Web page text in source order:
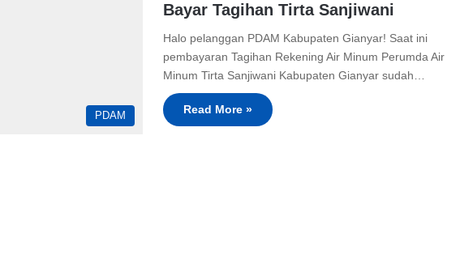
PDAM
Bayar Tagihan Tirta Sanjiwani
Halo pelanggan PDAM Kabupaten Gianyar! Saat ini
pembayaran Tagihan Rekening Air Minum Perumda Air
Minum Tirta Sanjiwani Kabupaten Gianyar sudah…
Read More »